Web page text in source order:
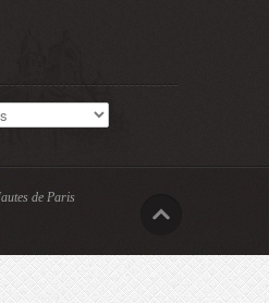
de Paris